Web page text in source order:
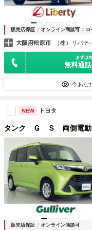
販売店保証 オンライン商談可
大阪府松原市 （株）リバ
まずは
無料通
今あな
NEW トヨタ
タンク Ｇ Ｓ 両側電動
販売店保証 オンライン商談可